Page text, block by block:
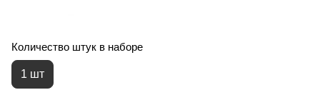
Количество штук в наборе
1 шт